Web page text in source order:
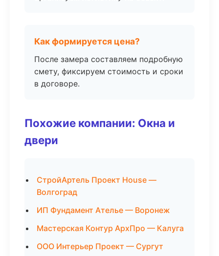
Как формируется цена?
После замера составляем подробную
смету, фиксируем стоимость и сроки
в договоре.
Похожие компании: Окна и
двери
СтройАртель Проект House —
Волгоград
ИП Фундамент Ателье — Воронеж
Мастерская Контур АрхПро — Калуга
ООО Интерьер Проект — Сургут